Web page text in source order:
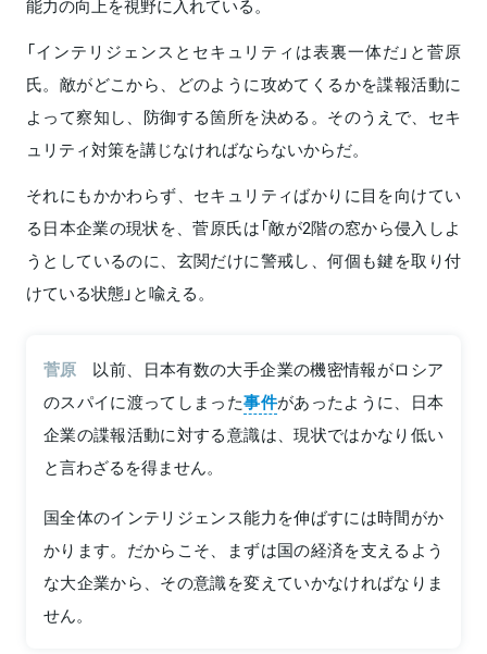
能力の向上を視野に入れている。
「インテリジェンスとセキュリティは表裏一体だ」と菅原
氏。敵がどこから、どのように攻めてくるかを諜報活動に
よって察知し、防御する箇所を決める。そのうえで、セキ
ュリティ対策を講じなければならないからだ。
それにもかかわらず、セキュリティばかりに目を向けてい
る日本企業の現状を、菅原氏は「敵が2階の窓から侵入しよ
うとしているのに、玄関だけに警戒し、何個も鍵を取り付
けている状態」と喩える。
菅原
以前、日本有数の大手企業の機密情報がロシア
のスパイに渡ってしまった事件があったように、日本
企業の諜報活動に対する意識は、現状ではかなり低い
と言わざるを得ません。
国全体のインテリジェンス能力を伸ばすには時間がか
かります。だからこそ、まずは国の経済を支えるよう
な大企業から、その意識を変えていかなければなりま
せん。